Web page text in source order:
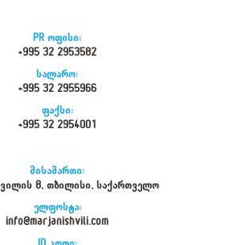
PR ოფისი:
+995 32 2953582
სალარო:
+995 32 2955966
ფაქსი:
+995 32 2954001
მისამართი:
8, თბილისი, საქართველო
ელფოსტა:
info@marjanishvili.com